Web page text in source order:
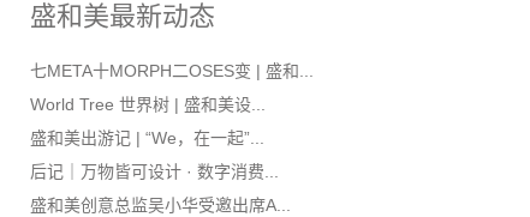
盛和美最新动态
七META十MORPH二OSES变 | 盛和...
World Tree 世界树 | 盛和美设...
盛和美出游记 | “We，在一起”...
后记｜万物皆可设计 · 数字消费...
盛和美创意总监吴小华受邀出席A...